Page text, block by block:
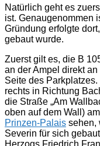
Natürlich geht es
ist. Genaugenommen
Gründung erfolgte
gebaut wurde.
Zuerst gilt es, die B
an der Ampel direkt
Seite des
rechts in Richtung
die Straße „Am
oben auf dem Wall)
Prinzen-Palais sehen,
Severin für sich
Herzogs Friedrich